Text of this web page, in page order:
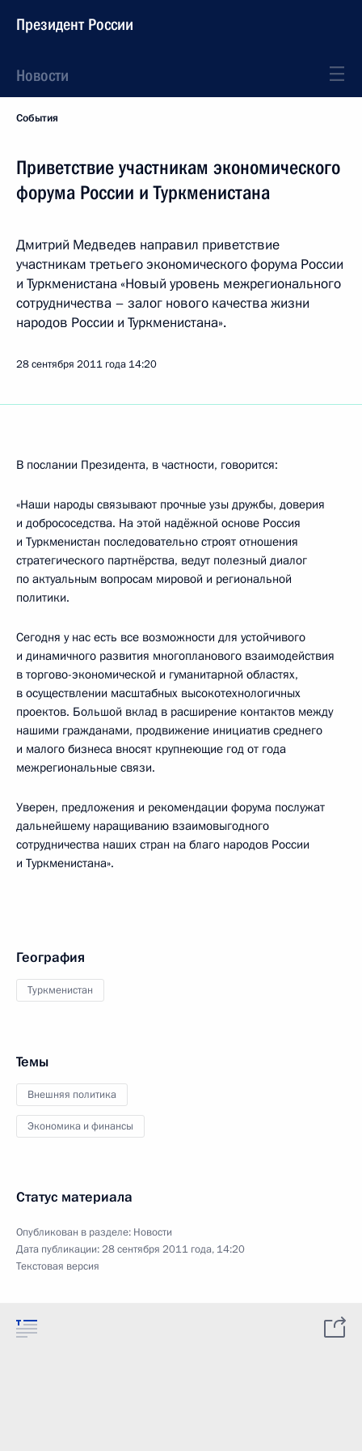
Президент России
Новости
События
Приветствие участникам экономического
форума России и Туркменистана
Дмитрий Медведев направил приветствие
участникам третьего экономического форума России
и Туркменистана «Новый уровень межрегионального
сотрудничества – залог нового качества жизни
народов России и Туркменистана».
28 сентября 2011 года 14:20
В послании Президента, в частности, говорится:
«Наши народы связывают прочные узы дружбы, доверия
и добрососедства. На этой надёжной основе Россия
и Туркменистан последовательно строят отношения
стратегического партнёрства, ведут полезный диалог
по актуальным вопросам мировой и региональной
политики.
Сегодня у нас есть все возможности для устойчивого
и динамичного развития многопланового взаимодействия
в торгово-экономической и гуманитарной областях,
в осуществлении масштабных высокотехнологичных
проектов. Большой вклад в расширение контактов между
нашими гражданами, продвижение инициатив среднего
и малого бизнеса вносят крупнеющие год от года
межрегиональные связи.
Уверен, предложения и рекомендации форума послужат
дальнейшему наращиванию взаимовыгодного
сотрудничества наших стран на благо народов России
и Туркменистана».
География
Туркменистан
Темы
Внешняя политика
Экономика и финансы
Статус материала
Опубликован в разделе: Новости
Дата публикации:28 сентября 2011 года, 14:20
Текстовая версия